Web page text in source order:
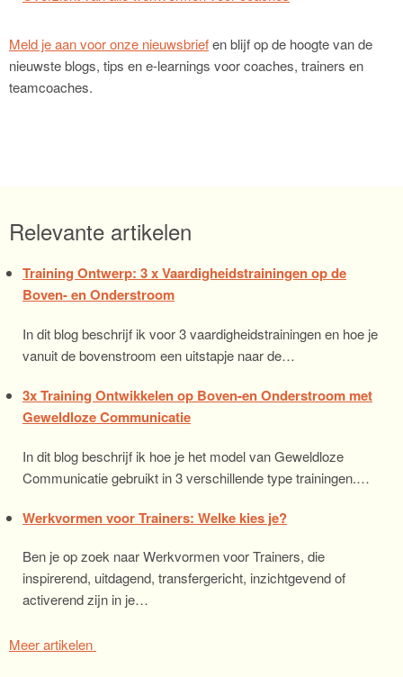
Meld je aan voor onze nieuwsbriefen blijf op de hoogte van de
nieuwste blogs, tips en e-learnings voor coaches, trainers en
teamcoaches.
Relevante artikelen
Training Ontwerp: 3 x Vaardigheidstrainingen op de
Boven- en Onderstroom
In dit blog beschrijf ik voor 3 vaardigheidstrainingen en hoe je
vanuit de bovenstroom een uitstapje naar de…
3x Training Ontwikkelen op Boven-en Onderstroom met
Geweldloze Communicatie
In dit blog beschrijf ik hoe je het model van Geweldloze
Communicatie gebruikt in 3 verschillende type trainingen.…
Werkvormen voor Trainers: Welke kies je?
Ben je op zoek naar Werkvormen voor Trainers, die
inspirerend, uitdagend, transfergericht, inzichtgevend of
activerend zijn in je…
Meer artikelen